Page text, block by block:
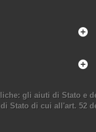
gli aiuti di Stato e
Stato di cui all'art. 52